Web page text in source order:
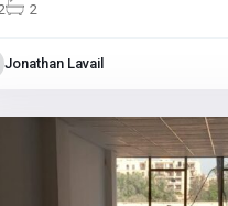
2
Jonathan Lavail
,